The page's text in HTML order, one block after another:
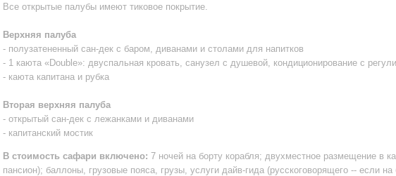
Все открытые палубы имеют тиковое покрытие.
Верхняя палуба
- полузатененный сан-дек с баром, диванами и столами для напитков
- 1 каюта «Double»: двуспальная кровать, санузел с душевой, кондиционирование с
- каюта капитана и рубка
Вторая верхняя палуба
- открытый сан-дек с лежанками и диванами
- капитанский мостик
В стоимость сафари включено: 7 ночей на борту корабля; двухместное размещение в
пансион); баллоны, грузовые пояса, грузы, услуги дайв-гида (русскоговорящего -- если